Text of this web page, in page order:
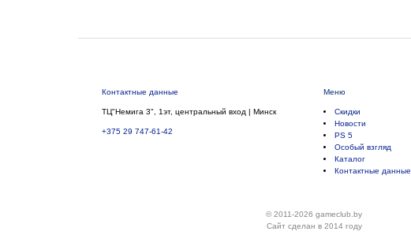
Контактные данные
ТЦ"Немига 3", 1эт, центральный вход | Минск
+375 29 747-61-42
Меню
Скидки
Новости
PS 5
Особый взгляд
Каталог
Контактные данные
© 2011-2026 gameclub.by
Сайт сделан в 2014 году